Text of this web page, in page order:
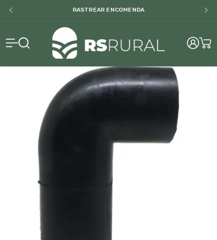
RASTREAR ENCOMENDA
RS Rural